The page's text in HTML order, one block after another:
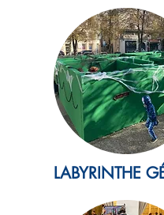
LABYRINTHE